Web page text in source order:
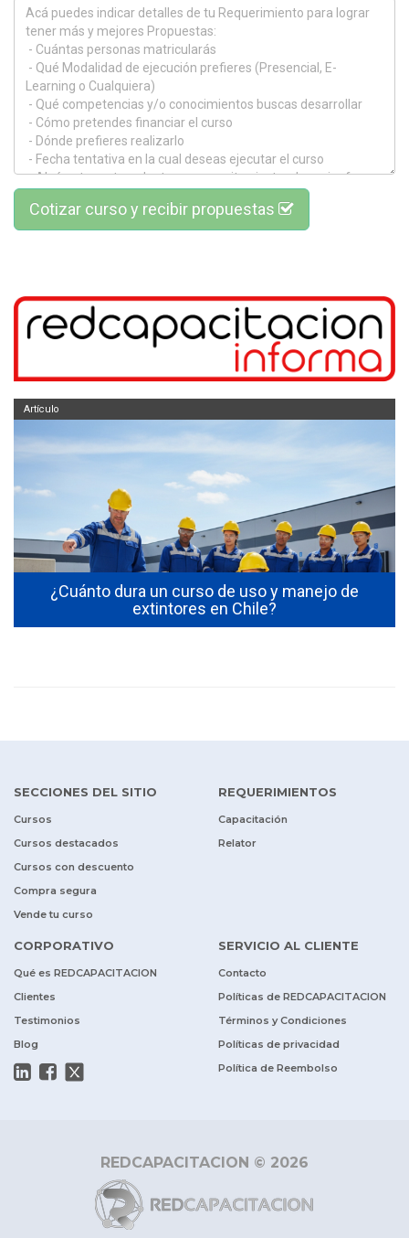
Cotizar curso y recibir propuestas
¿Cuánto dura un curso de uso y manejo de
extintores en Chile?
Artículo
SECCIONES DEL SITIO
Cursos
Cursos destacados
Cursos con descuento
Compra segura
Vende tu curso
REQUERIMIENTOS
Capacitación
Relator
CORPORATIVO
Qué es REDCAPACITACION
Clientes
Testimonios
Blog
SERVICIO AL CLIENTE
Contacto
Políticas de REDCAPACITACION
Términos y Condiciones
Políticas de privacidad
Política de Reembolso
REDCAPACITACION © 2026